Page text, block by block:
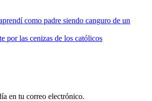
como padre siendo canguro de un
por las cenizas de los católicos
en tu correo electrónico.